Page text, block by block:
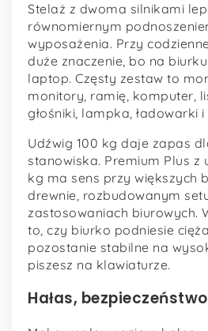
Stelaż z dwoma silnikami
równomiernym
wyposażenia. Przy
duże znaczenie, bo na
laptop. Częsty zestaw to
monitory, ramię, komputer,
głośniki, lampka, ładowarki
Udźwig 100 kg daje zapas
stanowiska. Premium Plus z
kg ma sens przy większych
drewnie, rozbudowanym
zastosowaniach biurowych.
to, czy biurko podniesie
pozostanie stabilne na
piszesz na klawiaturze.
Hałas,